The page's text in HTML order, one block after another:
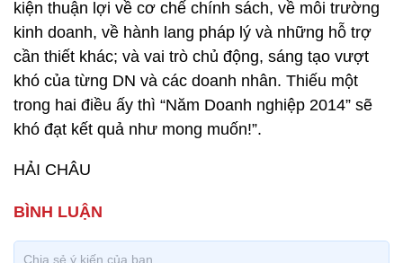
kiện thuận lợi về cơ chế chính sách, về môi trường
kinh doanh, về hành lang pháp lý và những hỗ trợ
cần thiết khác; và vai trò chủ động, sáng tạo vượt
khó của từng DN và các doanh nhân. Thiếu một
trong hai điều ấy thì “Năm Doanh nghiệp 2014” sẽ
khó đạt kết quả như mong muốn!”.
HẢI CHÂU